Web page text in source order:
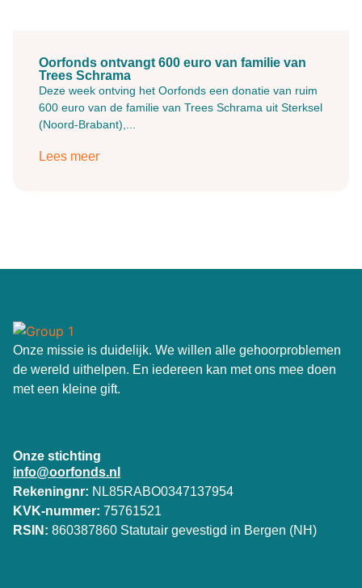
Oorfonds ontvangt 600 euro van familie van
Trees Schrama
Deze week ontving het Oorfonds een donatie van ruim
600 euro van de familie van Trees Schrama uit Sterksel
(Noord-Brabant),...
Lees meer
Onze missie is duidelijk. We willen alle gehoorproblemen
de wereld uithelpen. En iedereen kan met ons mee doen
met een kleine gift.
Onze stichting
info@oorfonds.nl
Rekeningnr: NL85RABO0347137954
KVK-nummer: 75761521
RSIN: 860387860 Statutair gevestigd in Bergen (NH)